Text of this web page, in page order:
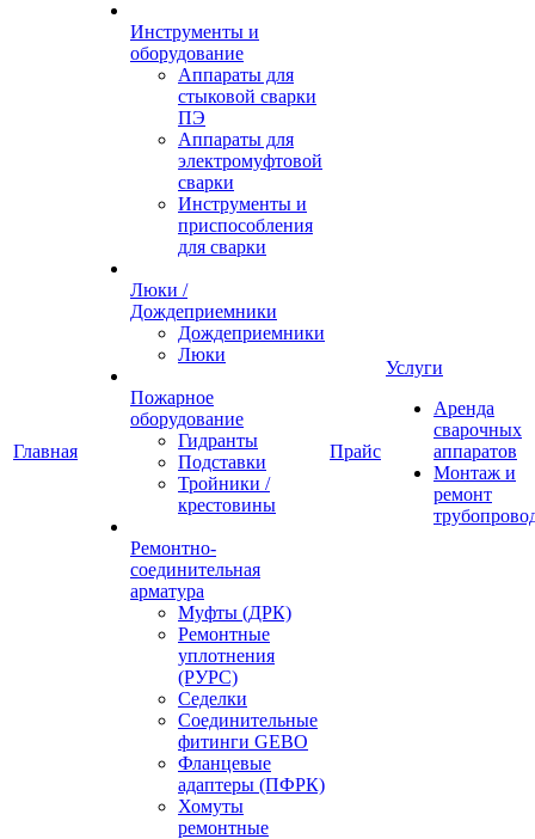
Главная
Инструменты и
оборудование
Аппараты для
стыковой сварки
ПЭ
Аппараты для
электромуфтовой
сварки
Инструменты и
приспособления
для сварки
Люки /
Дождеприемники
Дождеприемники
Люки
Пожарное
оборудование
Гидранты
Подставки
Тройники /
крестовины
Ремонтно-
соединительная
арматура
Муфты (ДРК)
Ремонтные
уплотнения
(РУРС)
Седелки
Соединительные
фитинги GEBO
Фланцевые
адаптеры (ПФРК)
Хомуты
ремонтные
Прайс
Услуги
Аренда
сварочных
аппаратов
Монтаж и
ремонт